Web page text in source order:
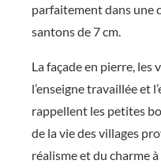
parfaitement dans une
santons de 7 cm.
La façade en pierre, les
l’enseigne travaillée et
rappellent les petites
de la vie des villages
réalisme et du charme